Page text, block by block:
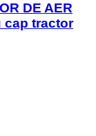
DE AER
cap tractor